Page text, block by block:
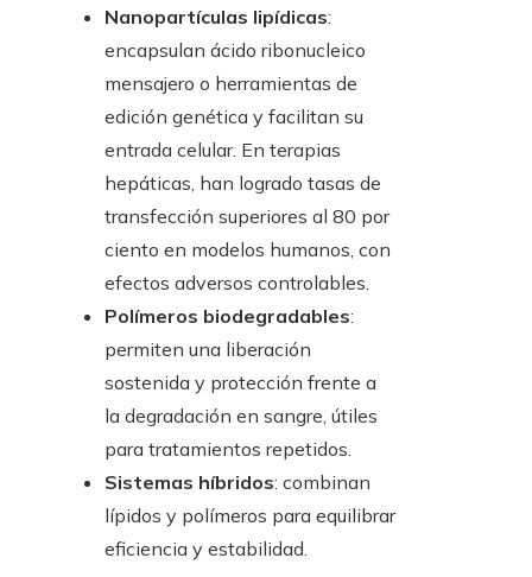
Nanopartículas lipídicas:
encapsulan ácido ribonucleico
mensajero o herramientas de
edición genética y facilitan su
entrada celular. En terapias
hepáticas, han logrado tasas de
transfección superiores al 80 por
ciento en modelos humanos, con
efectos adversos controlables.
Polímeros biodegradables:
permiten una liberación
sostenida y protección frente a
la degradación en sangre, útiles
para tratamientos repetidos.
Sistemas híbridos: combinan
lípidos y polímeros para equilibrar
eficiencia y estabilidad.